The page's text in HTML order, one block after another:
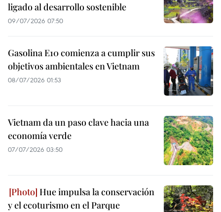
ligado al desarrollo sostenible
09/07/2026 07:50
Gasolina E10 comienza a cumplir sus
objetivos ambientales en Vietnam
08/07/2026 01:53
Vietnam da un paso clave hacia una
economía verde
07/07/2026 03:50
Hue impulsa la conservación
y el ecoturismo en el Parque